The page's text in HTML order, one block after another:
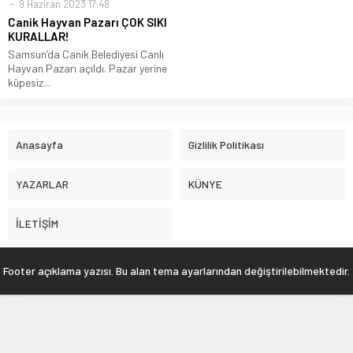
9 Haziran 2023 17:48
Canik Hayvan Pazarı ÇOK SIKI
KURALLAR!
Samsun’da Canik Belediyesi Canlı
Hayvan Pazarı açıldı. Pazar yerine
küpesiz...
Anasayfa Gizlilik Politikası
YAZARLAR KÜNYE
İLETİŞİM
Footer açıklama yazısı. Bu alan tema ayarlarından değiştirilebilmektedir.